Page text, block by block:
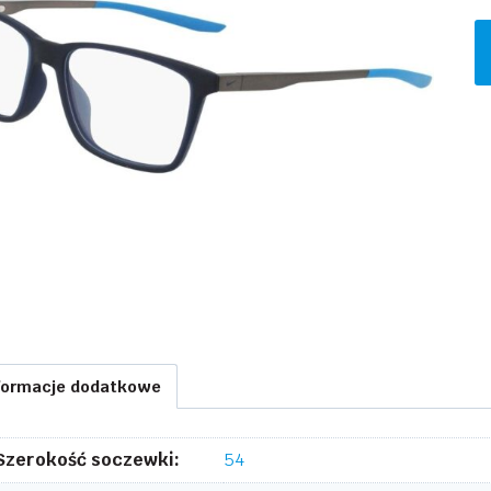
dodatkowe
soczewki:
54